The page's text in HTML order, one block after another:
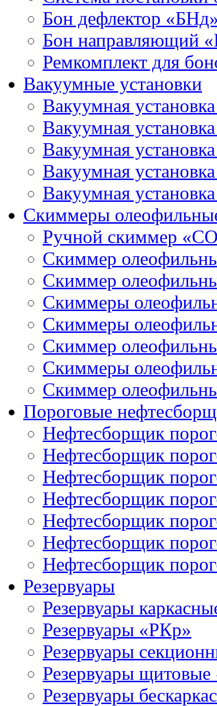
Бон дефлектор
Бон направляющий
Ремкомплект для
Вакуумные установки
Вакуумная
Вакуумная
Вакуумная
Вакуумная
Вакуумная
Скиммеры
Ручной скиммер
Скиммер
Скиммер
Скиммеры
Скиммеры
Скиммер
Скиммеры
Скиммер
Пороговые
Нефтесборщик
Нефтесборщик
Нефтесборщик
Нефтесборщик
Нефтесборщик
Нефтесборщик
Нефтесборщик
Резервуары
Резервуары
Резервуары «РКр»
Резервуары
Резервуары
Резервуары